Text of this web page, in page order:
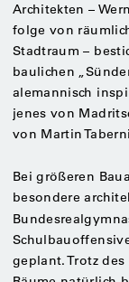
Architekten –
folge von
Stadtraum –
baulichen
alemannisch
jenes von
von Martin
Bei größeren
besondere
geplant. Trotz